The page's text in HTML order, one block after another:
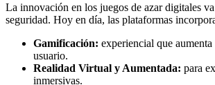
La innovación en los juegos de azar digitales
seguridad. Hoy en día, las plataformas
Gamificación: experiencial que
usuario.
Realidad Virtual y Aumentada: para
inmersivas.